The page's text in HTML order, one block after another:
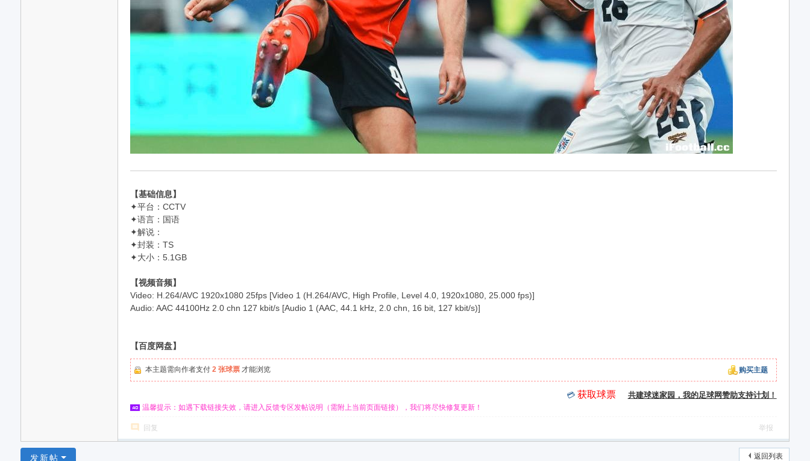
【基础信息】
✦平台：CCTV
✦语言：国语
✦解说：
✦封装：TS
✦大小：5.1GB
【视频音频】
Video: H.264/AVC 1920x1080 25fps [Video 1 (H.264/AVC, High Profile, Level 4.0, 1920x1080, 25.000 fps)]
Audio: AAC 44100Hz 2.0 chn 127 kbit/s [Audio 1 (AAC, 44.1 kHz, 2.0 chn, 16 bit, 127 kbit/s)]
【百度网盘】
购买主题
本主题需向作者支付 2 张球票才能浏览
💳 获取球票 共建球迷家园，我的足球网赞助支持计划！
温馨提示：如遇下载链接失效，请进入反馈专区发帖说明（需附上当前页面链接），我们将尽快修复更新！
回复 举报
返回列表
发新帖